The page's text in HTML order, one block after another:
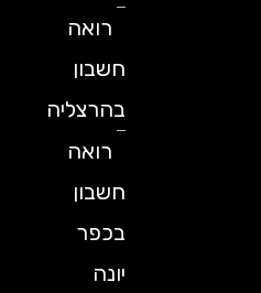
רואה
חשבון
בהרצליה
רואה
חשבון
בכפר